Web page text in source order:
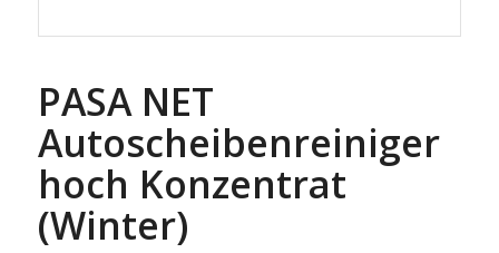
PASA NET
Autoscheibenreiniger
hoch Konzentrat
(Winter)